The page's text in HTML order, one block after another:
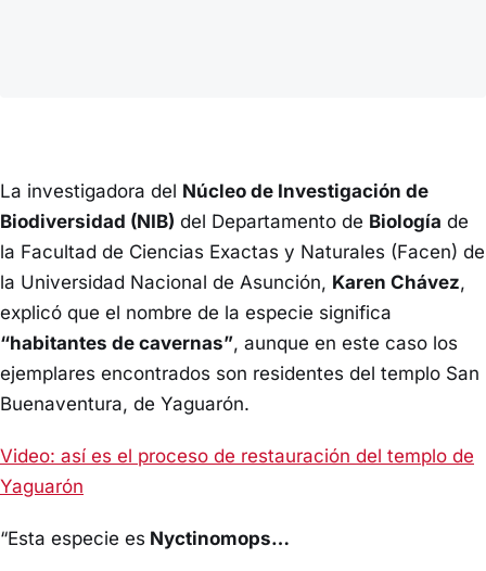
La investigadora del Núcleo de Investigación de
Biodiversidad (NIB) del Departamento de Biología de
la Facultad de Ciencias Exactas y Naturales (Facen) de
la Universidad Nacional de Asunción, Karen Chávez,
explicó que el nombre de la especie significa
“habitantes de cavernas”, aunque en este caso los
ejemplares encontrados son residentes del templo San
Buenaventura, de Yaguarón.
Video: así es el proceso de restauración del templo de
Yaguarón
“Esta especie es Nyctinomops…